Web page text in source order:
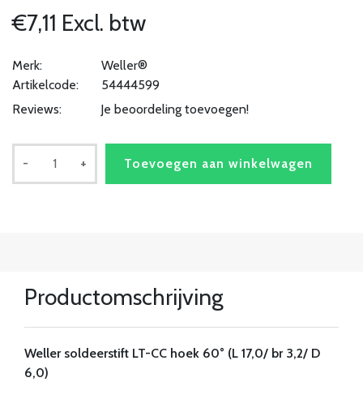
€7,11 Excl. btw
Merk:
Weller®
Artikelcode:
54444599
Reviews:
Je beoordeling toevoegen!
- + Toevoegen aan winkelwagen
Productomschrijving
Weller soldeerstift LT-CC hoek 60° (L 17,0/ br 3,2/ D
6,0)